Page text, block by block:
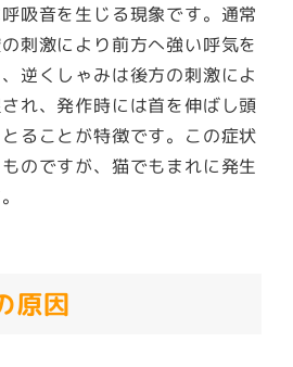
吸音を生じる現象です。通常
刺激により前方へ強い呼気を
逆くしゃみは後方の刺激によ
れ、発作時には首を伸ばし頭
ることが特徴です。この症状
のですが、猫でもまれに発生
原因